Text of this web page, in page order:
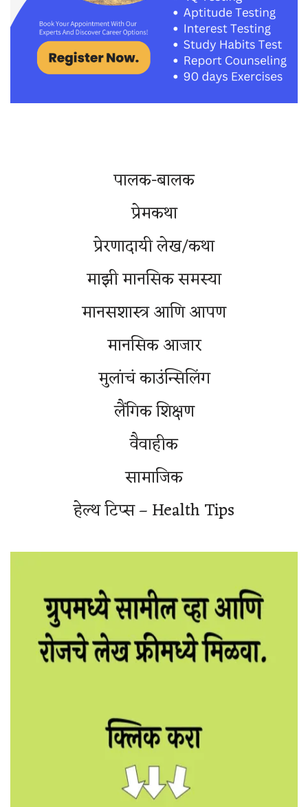
पालक-बालक
प्रेमकथा
प्रेरणादायी लेख/कथा
माझी मानसिक समस्या
मानसशास्त्र आणि आपण
मानसिक आजार
मुलांचं काउंन्सिलिंग
लैंगिक शिक्षण
वैवाहीक
सामाजिक
हेल्थ टिप्स – Health Tips